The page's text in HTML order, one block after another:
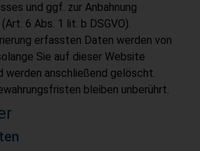
und ggf. zur Anbahnung
6 Abs. 1 lit. b DSGVO).
erfassten Daten werden von
Sie auf dieser Website
werden anschließend gelöscht.
bleiben unberührt.